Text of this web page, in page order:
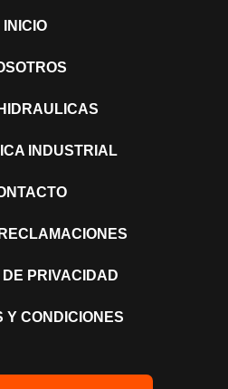
INICIO
INDUSTRIAL
DE PRIVACIDAD
Y CONDICIONES